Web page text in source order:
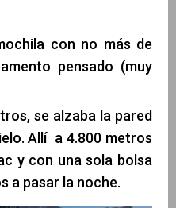
con no más de
pensado (muy
se alzaba la pared
Allí a 4.800 metros
y con una sola bolsa
a pasar la noche.